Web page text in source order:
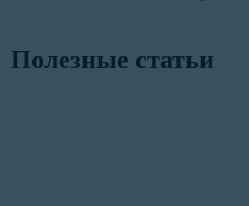
Полезные статьи